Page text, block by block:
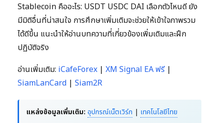
Stablecoin คืออะไร: USDT USDC DAI เลือกตัวไหนดี ยัง
มีมิติอื่นที่น่าสนใจ การศึกษาเพิ่มเติมจะช่วยให้เข้าใจภาพรวม
ได้ดีขึ้น แนะนำให้อ่านบทความที่เกี่ยวข้องเพิ่มเติมและฝึก
ปฏิบัติจริง
อ่านเพิ่มเติม: iCafeForex | XM Signal EA ฟรี|
SiamLanCard | Siam2R
แหล่งข้อมูลเพิ่มเติม: อุปกรณ์เน็ตเวิร์ก | เทคโนโลยีไทย